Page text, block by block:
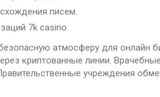
писем.
7k casino.
атмосферу для онлайн
криптованные линии.
учреждения